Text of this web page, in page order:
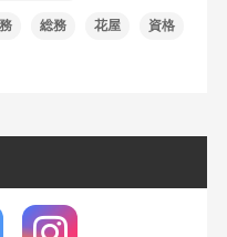
総務 花屋 資格